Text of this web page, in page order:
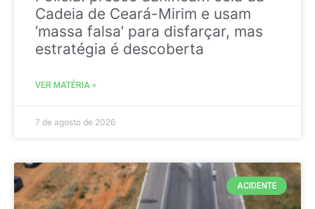
Cadeia de Ceará-Mirim e usam
‘massa falsa’ para disfarçar, mas
estratégia é descoberta
VER MATÉRIA »
7 de agosto de 2026
ACIDENTE